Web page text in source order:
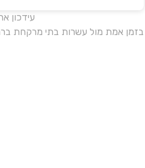
עידכון
בזמן אמת מול עשרות בתי מרקחת